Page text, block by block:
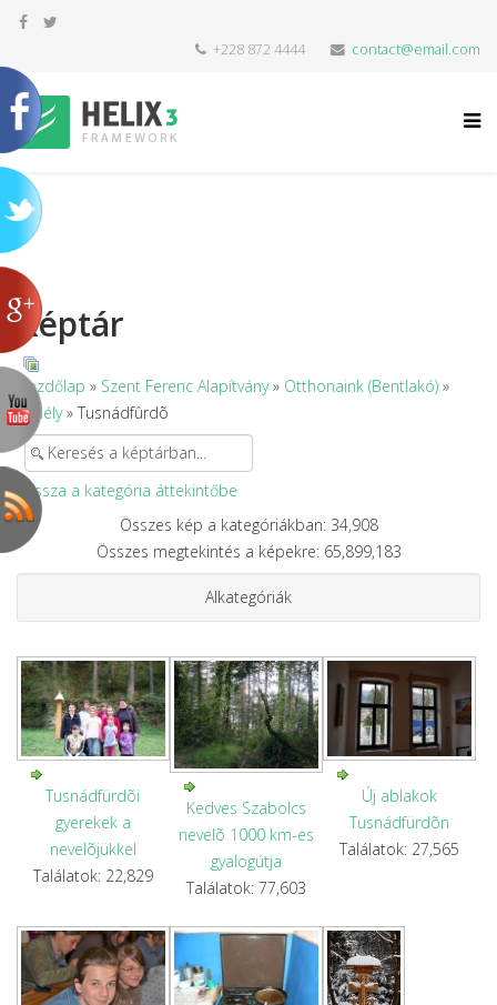
+228 872 4444 contact@email.com
Képtár
Kezdőlap » Szent Ferenc Alapítvány» Otthonaink (Bentlakó) »
Erdély» Tusnádfûrdõ
Vissza a kategória áttekintőbe
Összes kép a kategóriákban: 34,908
Összes megtekintés a képekre: 65,899,183
Alkategóriák
Tusnádfürdõi
gyerekek a
nevelõjükkel
Találatok: 22,829
Kedves Szabolcs
nevelõ 1000 km-es
gyalogútja
Találatok: 77,603
Új ablakok
Tusnádfürdõn
Találatok: 27,565